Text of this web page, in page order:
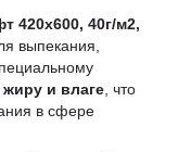
420х600, 40г/м2,
выпекания,
жиру и влаге , что
в сфере